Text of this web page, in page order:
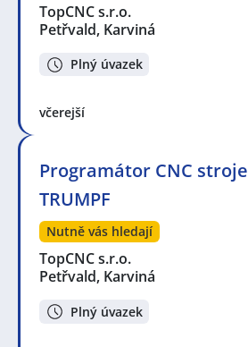
TopCNC s.r.o.
Petřvald, Karviná
Plný úvazek
včerejší
Programátor CNC stroje
TRUMPF
Nutně vás hledají
TopCNC s.r.o.
Petřvald, Karviná
Plný úvazek